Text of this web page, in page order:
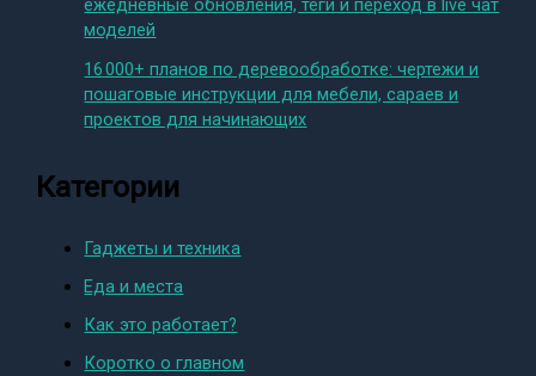
ежедневные обновления, теги и переход в live чат
моделей
16 000+ планов по деревообработке: чертежи и
пошаговые инструкции для мебели, сараев и
проектов для начинающих
Категории
Гаджеты и техника
Еда и места
Как это работает?
Коротко о главном